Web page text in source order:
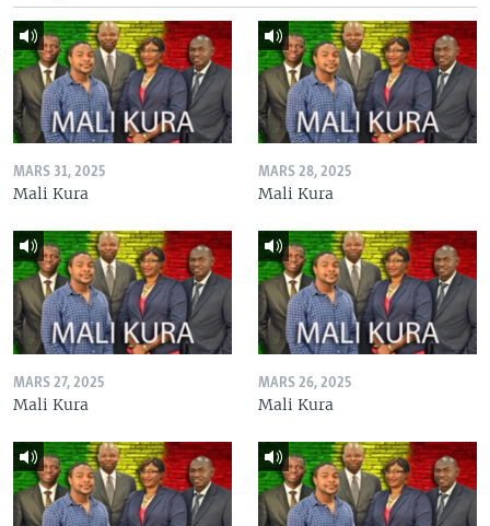
MARS 31, 2025
Mali Kura
MARS 28, 2025
Mali Kura
MARS 27, 2025
Mali Kura
MARS 26, 2025
Mali Kura